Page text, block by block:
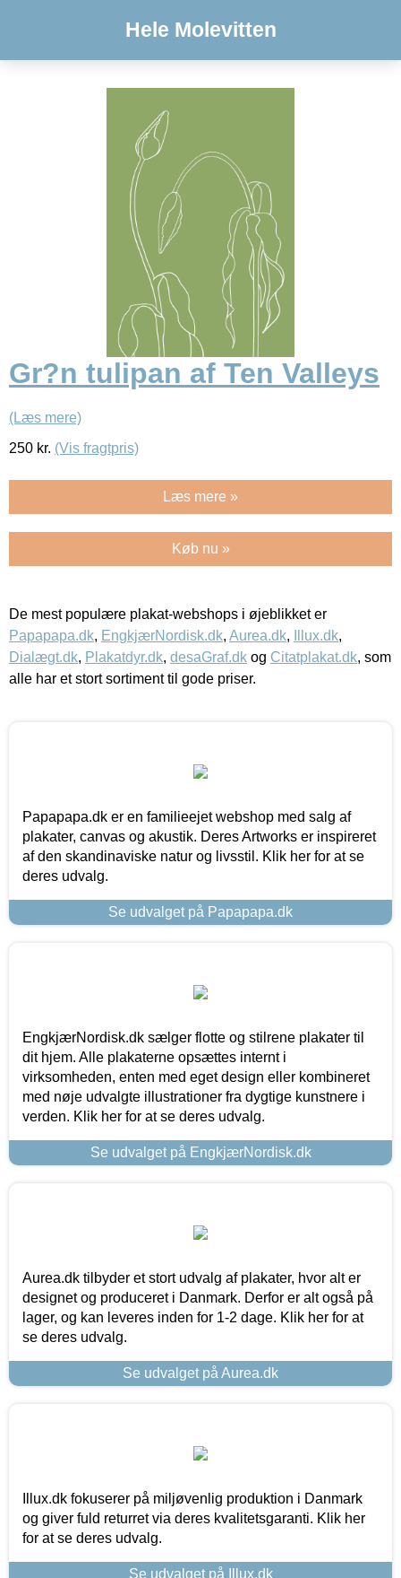
Hele Molevitten
Gr?n tulipan af Ten Valleys
(Læs mere)
250 kr. (Vis fragtpris)
Læs mere »
Køb nu »
De mest populære plakat-webshops i øjeblikket er
Papapapa.dk, EngkjærNordisk.dk, Aurea.dk, Illux.dk,
Dialægt.dk, Plakatdyr.dk, desaGraf.dk og Citatplakat.dk, som
alle har et stort sortiment til gode priser.
Papapapa.dk er en familieejet webshop med salg af
plakater, canvas og akustik. Deres Artworks er inspireret
af den skandinaviske natur og livsstil. Klik her for at se
deres udvalg.
Se udvalget på Papapapa.dk
EngkjærNordisk.dk sælger flotte og stilrene plakater til
dit hjem. Alle plakaterne opsættes internt i
virksomheden, enten med eget design eller kombineret
med nøje udvalgte illustrationer fra dygtige kunstnere i
verden. Klik her for at se deres udvalg.
Se udvalget på EngkjærNordisk.dk
Aurea.dk tilbyder et stort udvalg af plakater, hvor alt er
designet og produceret i Danmark. Derfor er alt også på
lager, og kan leveres inden for 1-2 dage. Klik her for at
se deres udvalg.
Se udvalget på Aurea.dk
Illux.dk fokuserer på miljøvenlig produktion i Danmark
og giver fuld returret via deres kvalitetsgaranti. Klik her
for at se deres udvalg.
Se udvalget på Illux.dk